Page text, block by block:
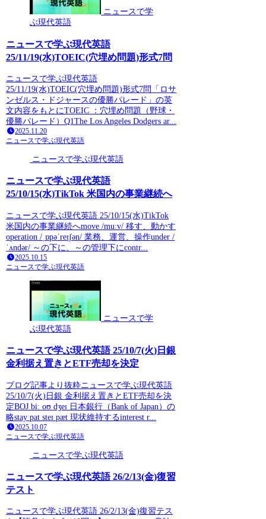
ニュースで学
ぶ現代英語
ニュースで学ぶ現代英語
25/11/19(水)TOEIC(穴埋め問題)形式7問
ニュースで学ぶ現代英語
25/11/19(水)TOEIC(穴埋め問題)形式7問「ロサ
ンゼルス・ドジャースの優勝パレード」の英
文内容をもとにTOEIC ：穴埋め問題（野球・
優勝パレード）Q1The Los Angeles Dodgers ar...
2025.11.20
ニュースで学ぶ現代英語
ニュースで学ぶ現代英語
ニュースで学ぶ現代英語
25/10/15(水)TikTok 米国内の事業継続へ
ニュースで学ぶ現代英語 25/10/15(水)TikTok
米国内の事業継続へmove /muːv/ 移す、動かす
operation /ˌɒpəˈreɪʃən/ 業務、運営、操作under /
ˈʌndər/ ～の下に、～の管理下にcontr...
2025.10.15
ニュースで学ぶ現代英語
ニュースで学
ぶ現代英語
ニュースで学ぶ現代英語 25/10/7(火)日銀
金利据え置きとETF売却を決定
ブログ記事より抜粋ニュースで学ぶ現代英語
25/10/7(火)日銀 金利据え置きとETF売却を決
定BOJ biː oʊ dʒeɪ 日本銀行（Bank of Japan）の
略stay pat steɪ pæt 現状維持するinterest r...
2025.10.07
ニュースで学ぶ現代英語
ニュースで学ぶ現代英語
ニュースで学ぶ現代英語 26/2/13(金)復習
テスト
ニュースで学ぶ現代英語 26/2/13(金)復習テス